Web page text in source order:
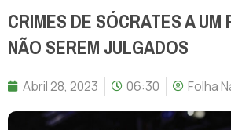
CRIMES DE SÓCRATES A UM
NÃO SEREM JULGADOS
Abril 28, 2023 06:30 Folha